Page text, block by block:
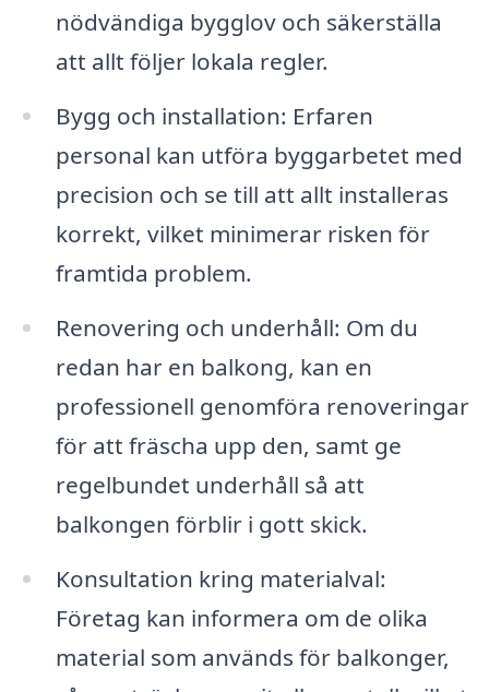
nödvändiga bygglov och säkerställa
att allt följer lokala regler.
Bygg och installation: Erfaren
personal kan utföra byggarbetet med
precision och se till att allt installeras
korrekt, vilket minimerar risken för
framtida problem.
Renovering och underhåll: Om du
redan har en balkong, kan en
professionell genomföra renoveringar
för att fräscha upp den, samt ge
regelbundet underhåll så att
balkongen förblir i gott skick.
Konsultation kring materialval:
Företag kan informera om de olika
material som används för balkonger,